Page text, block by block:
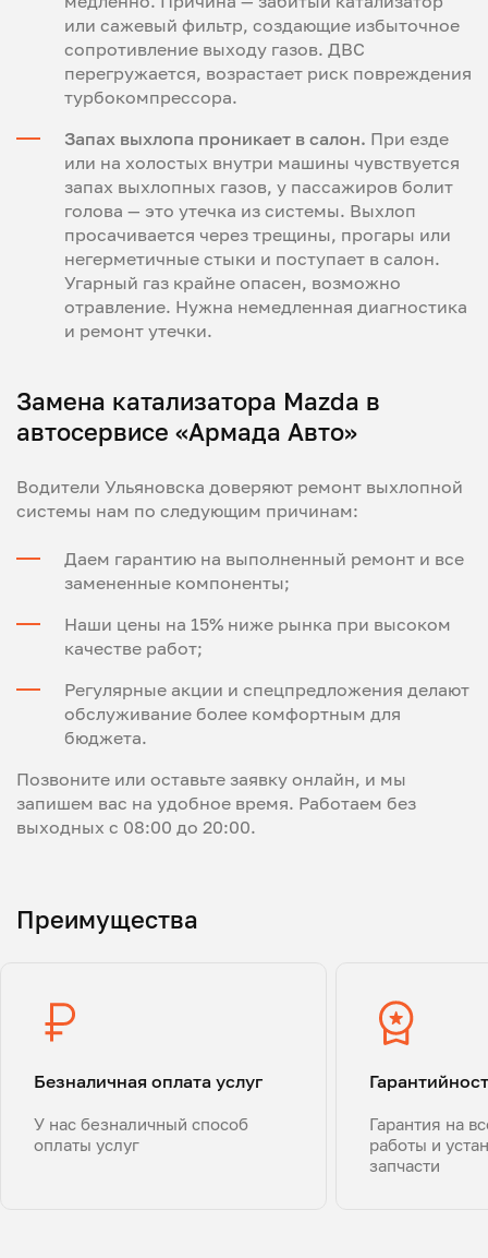
или сажевый фильтр, создающие избыточное
сопротивление выходу газов. ДВС
перегружается, возрастает риск повреждения
турбокомпрессора.
Запах выхлопа проникает в салон. При езде
или на холостых внутри машины чувствуется
запах выхлопных газов, у пассажиров болит
голова — это утечка из системы. Выхлоп
просачивается через трещины, прогары или
негерметичные стыки и поступает в салон.
Угарный газ крайне опасен, возможно
отравление. Нужна немедленная диагностика
и ремонт утечки.
Замена катализатора Mazda в
автосервисе «Армада Авто»
Водители Ульяновска доверяют ремонт выхлопной
системы нам по следующим причинам:
Даем гарантию на выполненный ремонт и все
замененные компоненты;
Наши цены на 15% ниже рынка при высоком
качестве работ;
Регулярные акции и спецпредложения делают
обслуживание более комфортным для
бюджета.
Позвоните или оставьте заявку онлайн, и мы
запишем вас на удобное время. Работаем без
выходных с 08:00 до 20:00.
Преимущества
Безналичная оплата услуг
У нас безналичный способ
оплаты услуг
Гарантия на
работы и
запчасти